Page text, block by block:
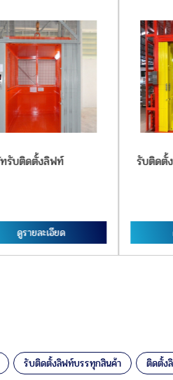
รับติดตั้งลิฟท์
ดูรายละเอียด
รับติดตั้
รับติดตั้งลิฟท์บรรทุกสินค้า ติดตั้ง